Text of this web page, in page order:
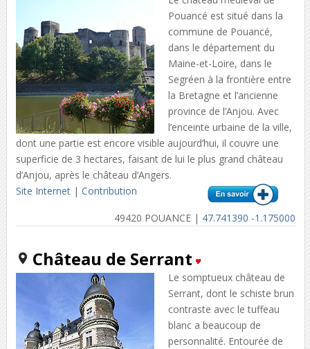
Pouancé est situé dans la
commune de Pouancé,
dans le département du
Maine-et-Loire, dans le
Segréen à la frontière entre
la Bretagne et l’ancienne
province de l’Anjou. Avec
l’enceinte urbaine de la ville,
dont une partie est encore visible aujourd’hui, il couvre une
superficie de 3 hectares, faisant de lui le plus grand château
d’Anjou, après le château d’Angers.
Site Internet| Contribution
49420 POUANCE | 47.741390 -1.175000
Château de Serrant
Le somptueux château de
Serrant, dont le schiste brun
contraste avec le tuffeau
blanc a beaucoup de
personnalité. Entourée de